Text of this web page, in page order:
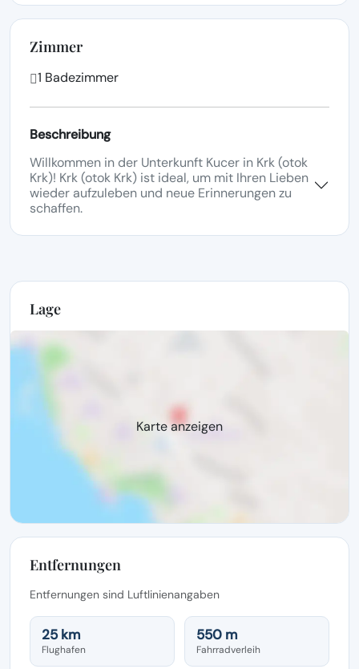
Fernsehen
Satellitenfernsehen
Zimmer
1 Badezimmer
Beschreibung
Willkommen in der Unterkunft Kucer in Krk (otok
Krk)! Krk (otok Krk) ist ideal, um mit Ihren Lieben
wieder aufzuleben und neue Erinnerungen zu
schaffen.
Lage
Karte anzeigen
Entfernungen
Entfernungen sind Luftlinienangaben
25 km
Flughafen
550 m
Fahrradverleih